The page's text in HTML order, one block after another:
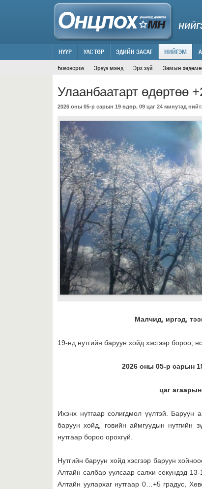
НҮҮР УЛС ТӨР ЭДИЙН ЗАСАГ НИЙГЭМ
Боловсрол
Эрүүл мэнд Эрх зүй Замын
Улаанбаатарт өдөртөө
2026 оны 05-р сарын 19 өдөр, 09 цаг 24 минутад
Малчид, иргэд,
19-нд нутгийн баруун хойд хэсгээр бороо,
2026 оны 05-р сарын
цаг
Ихэнх нутгаар солигдмол үүлтэй. Баруун
баруун хойд, говийн аймгуудын нутгийн
нутгаар бороо орохгүй.
Нутгийн баруун хойд хэсгээр баруун
Aлтайн салбар уулсаар салхи секундэд
Алтайн уулархаг нутгаар 0…+5 градус,